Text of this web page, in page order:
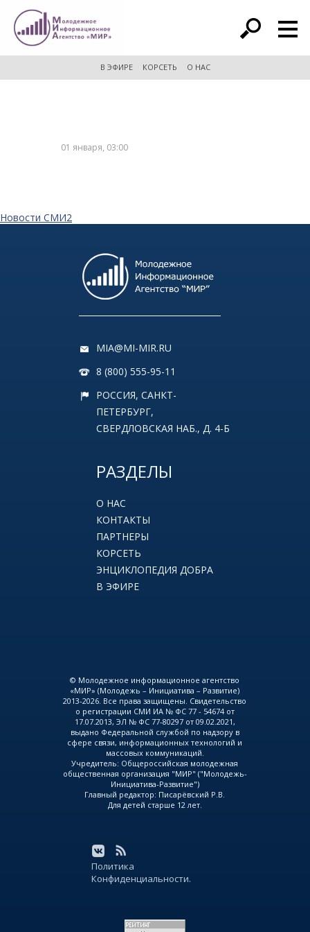
расширенный поиск
В ЭФИРЕ КОРСЕТЬ О НАС
01 января, 03:00
Новости СМИ2
MIA@MI-MIR.RU
8 (800) 555-95-11
РОССИЯ, САНКТ-
ПЕТЕРБУРГ,
СВЕРДЛОВСКАЯ НАБ., Д. 4-Б
РАЗДЕЛЫ
О НАС
КОНТАКТЫ
ПАРТНЕРЫ
КОРСЕТЬ
ЭНЦИКЛОПЕДИЯ ДОБРА
В ЭФИРЕ
© Молодежное информационное агентство
«МИР» (Молодежь – Инициатива – Развитие)
2013-2026. Все права защищены. Свидетельство
о регистрации СМИ ИА № ФС 77 - 54674 от
17.07.2013, ЭЛ № ФС 77-80297 от 09.02.2021,
выдано Федеральной службой по надзору в
сфере связи, информационных технологий и
массовых коммуникаций.
Учредитель: Общероссийская молодежная
общественная организация "МИР" ("Молодежь-
Инициатива-Развитие")
Главный редактор: Писарёвский Р.В.
Для детей старше 12 лет.
Политика
Конфиденциальности.